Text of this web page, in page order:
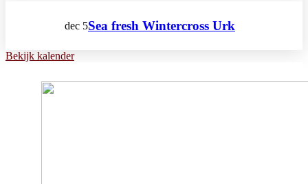
dec 5Sea fresh Wintercross Urk
Bekijk kalender